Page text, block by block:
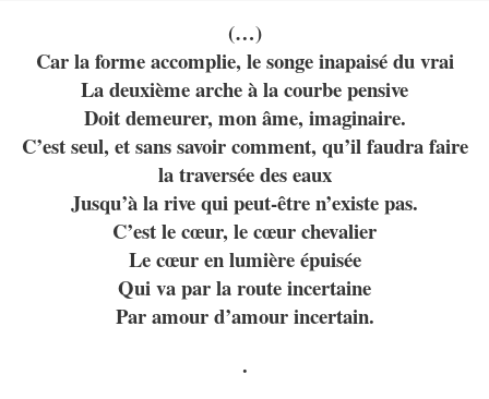
(…)
Car la forme accomplie, le songe inapaisé du vrai
La deuxième arche à la courbe pensive
Doit demeurer, mon âme, imaginaire.
C’est seul, et sans savoir comment, qu’il faudra faire
la traversée des eaux
Jusqu’à la rive qui peut-être n’existe pas.
C’est le cœur, le cœur chevalier
Le cœur en lumière épuisée
Qui va par la route incertaine
Par amour d’amour incertain.
.